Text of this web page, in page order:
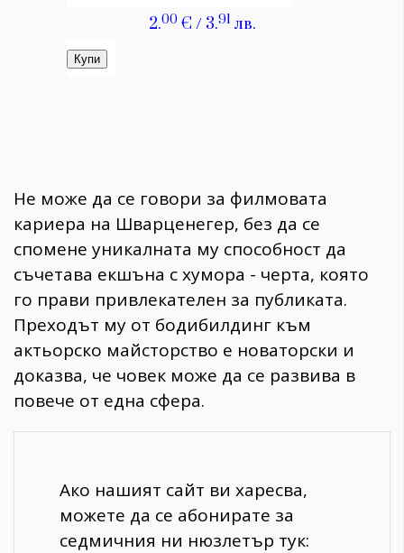
Не може да се говори за филмовата
кариера на Шварценегер, без да се
спомене уникалната му способност да
съчетава екшъна с хумора - черта, която
го прави привлекателен за публиката.
Преходът му от бодибилдинг към
актьорско майсторство е новаторски и
доказва, че човек може да се развива в
повече от една сфера.
Ако нашият сайт ви харесва,
можете да се абонирате за
седмичния ни нюзлетър тук: